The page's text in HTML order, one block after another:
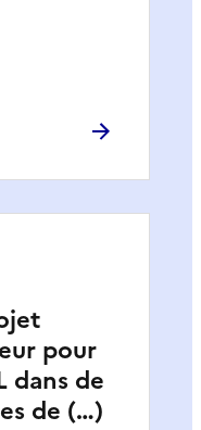
pour
dans de
de (…)